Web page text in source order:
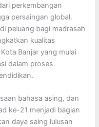
perkembangan
persaingan global.
peluang bagi madrasah
kualitas
Banjar yang mulai
dalam proses
bahasa asing, dan
ke-21 menjadi bagian
daya saing lulusan